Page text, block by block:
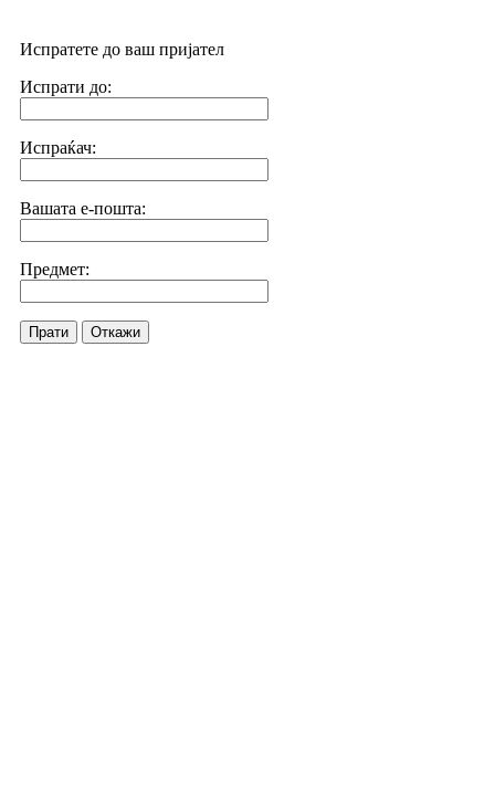
Испратете до ваш пријател
Испрати до:
Испраќач:
Вашата е-пошта:
Предмет:
Прати Откажи